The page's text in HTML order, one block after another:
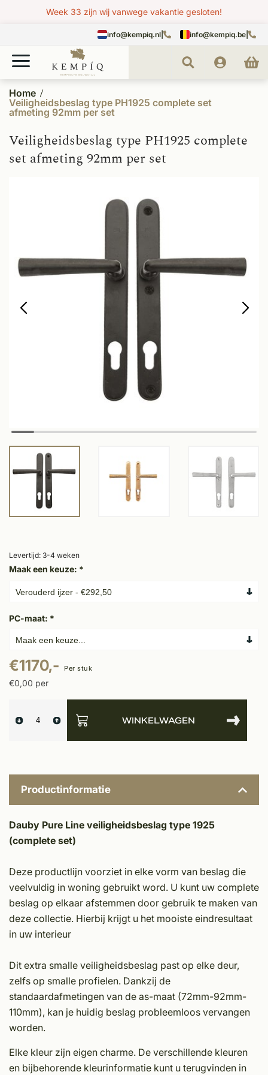
Week 33 zijn wij vanwege vakantie gesloten!
info@kempiq.nl info@kempiq.be
Home
Veiligheidsbeslag type PH1925 complete set
afmeting 92mm per set
Veiligheidsbeslag type PH1925 complete
set afmeting 92mm per set
Levertijd: 3-4 weken
Maak een keuze: *
PC-maat: *
€1170,- Per stuk
€0,00 per
WINKELWAGEN
Productinformatie
Dauby Pure Line veiligheidsbeslag type 1925
(complete set)
Deze productlijn voorziet in elke vorm van beslag die
veelvuldig in woning gebruikt word. U kunt uw complete
beslag op elkaar afstemmen door gebruik te maken van
deze collectie. Hierbij krijgt u het mooiste eindresultaat
in uw interieur
Dit extra smalle veiligheidsbeslag past op elke deur,
zelfs op smalle profielen. Dankzij de
standaardafmetingen van de as-maat (72mm-92mm-
110mm), kan je huidig beslag probleemloos vervangen
worden.
Elke kleur zijn eigen charme. De verschillende kleuren
en bijbehorende kleurinformatie kunt u terugvinden in